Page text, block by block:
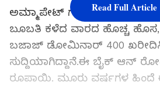
ಅಮ್ಮಾಪೇಟ್ ಗಾಂಧಿಮೈದಾನದ
ಬೂಬತಿ ಕಳೆದ ವಾರದ ಹೊಚ್ಚ ಹೊಸ,
ಬಜಾಜ್ ಡೋಮಿನಾರ್ 400
ಸುದ್ದಿಯಾಗಿದ್ದಾನೆ.ಈ ಬೈಕ್ ಆನ್
ರೂಪಾಯಿ. ಮೂರು ವರ್ಷಗಳ ಹಿಂದೆ
Read Full Article